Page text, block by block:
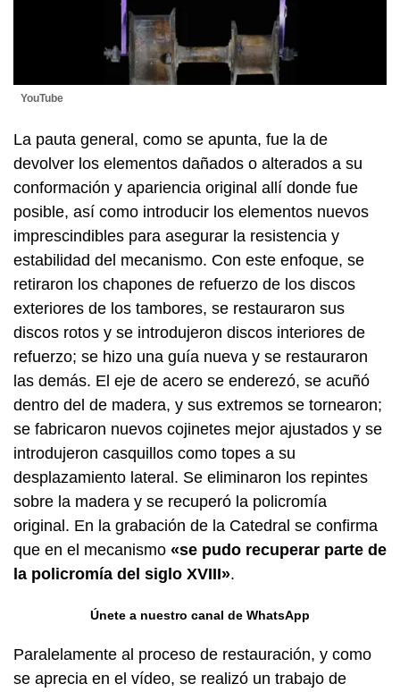
YouTube
La pauta general, como se apunta, fue la de
devolver los elementos dañados o alterados a su
conformación y apariencia original allí donde fue
posible, así como introducir los elementos nuevos
imprescindibles para asegurar la resistencia y
estabilidad del mecanismo. Con este enfoque, se
retiraron los chapones de refuerzo de los discos
exteriores de los tambores, se restauraron sus
discos rotos y se introdujeron discos interiores de
refuerzo; se hizo una guía nueva y se restauraron
las demás. El eje de acero se enderezó, se acuñó
dentro del de madera, y sus extremos se tornearon;
se fabricaron nuevos cojinetes mejor ajustados y se
introdujeron casquillos como topes a su
desplazamiento lateral. Se eliminaron los repintes
sobre la madera y se recuperó la policromía
original. En la grabación de la Catedral se confirma
que en el mecanismo «se pudo recuperar parte de
la policromía del siglo XVIII».
Únete a nuestro canal de WhatsApp
Paralelamente al proceso de restauración, y como
se aprecia en el vídeo, se realizó un trabajo de